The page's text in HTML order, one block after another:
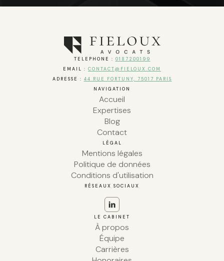
TELEPHONE : 0187200199
EMAIL : CONTACT@FIELOUX.COM
ADRESSE : 44 RUE FORTUNY, 75017 PARIS
NAVIGATION
Accueil
Expertises
Blog
Contact
LÉGAL
Mentions légales
Politique de données
Conditions d'utilisation
RÉSEAUX SOCIAUX
LE CABINET
À propos
Équipe
Carrières